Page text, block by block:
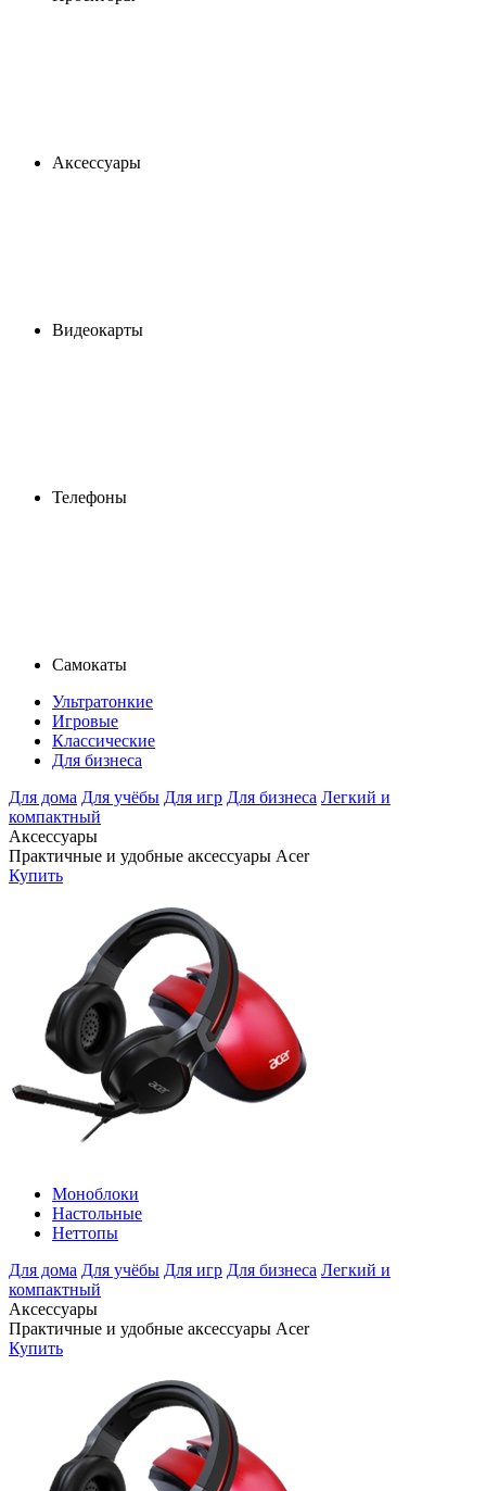
Аксессуары
Видеокарты
Телефоны
Самокаты
Ультратонкие
Игровые
Классические
Для бизнеса
Для дома Для учёбы Для игр Для бизнеса Легкий и
компактный
Аксессуары
Практичные и удобные аксессуары Acer
Купить
Моноблоки
Настольные
Неттопы
Для дома Для учёбы Для игр Для бизнеса Легкий и
компактный
Аксессуары
Практичные и удобные аксессуары Acer
Купить